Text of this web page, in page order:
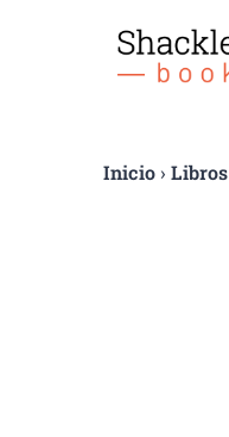
Inicio›Libros